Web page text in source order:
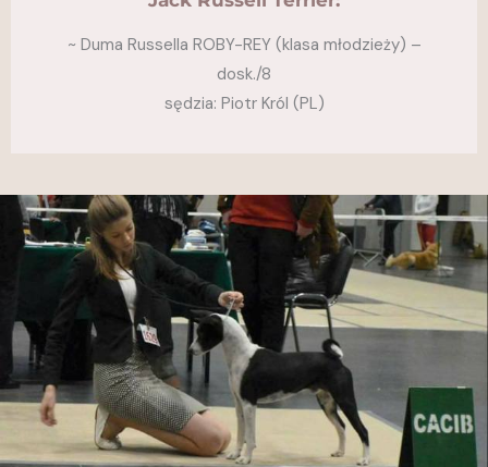
~ Duma Russella ROBY-REY (klasa młodzieży) –
dosk./8
sędzia: Piotr Król (PL)